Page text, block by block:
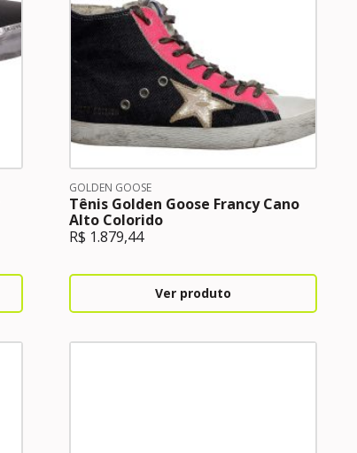
GOLDEN GOOSE
Tênis Golden Goose Francy Cano
Alto Colorido
R$ 1.879,44
Ver produto